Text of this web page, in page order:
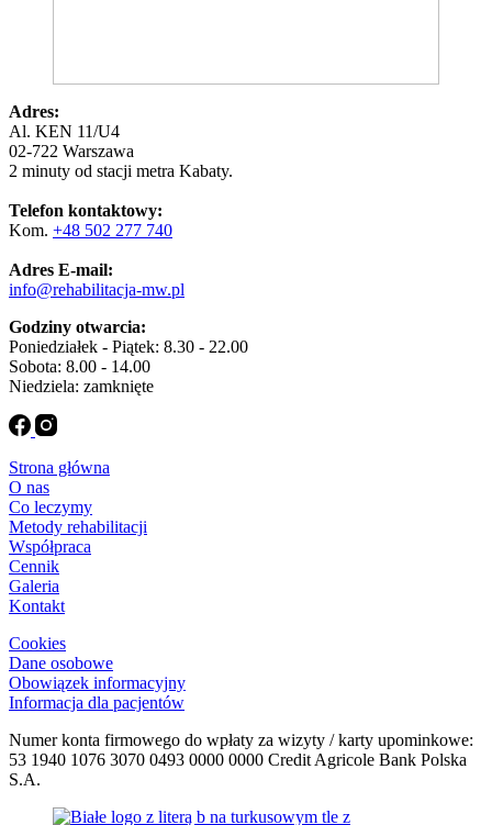
Adres:
Al. KEN 11/U4
02-722 Warszawa
2 minuty od stacji metra Kabaty.
Telefon kontaktowy:
Kom. +48 502 277 740
Adres E-mail:
info@rehabilitacja-mw.pl
Godziny otwarcia:
Poniedziałek - Piątek: 8.30 - 22.00
Sobota: 8.00 - 14.00
Niedziela: zamknięte
Strona główna
O nas
Co leczymy
Metody rehabilitacji
Współpraca
Cennik
Galeria
Kontakt
Cookies
Dane osobowe
Obowiązek informacyjny
Informacja dla pacjentów
Numer konta firmowego do wpłaty za wizyty / karty upominkowe:
53 1940 1076 3070 0493 0000 0000 Credit Agricole Bank Polska
S.A.